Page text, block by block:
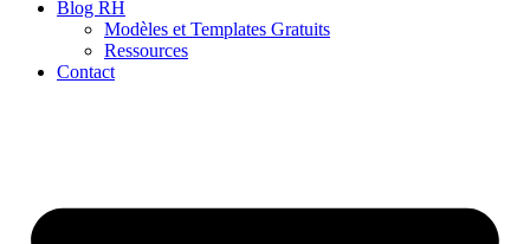
Blog RH
Modèles et Templates Gratuits
Ressources
Contact